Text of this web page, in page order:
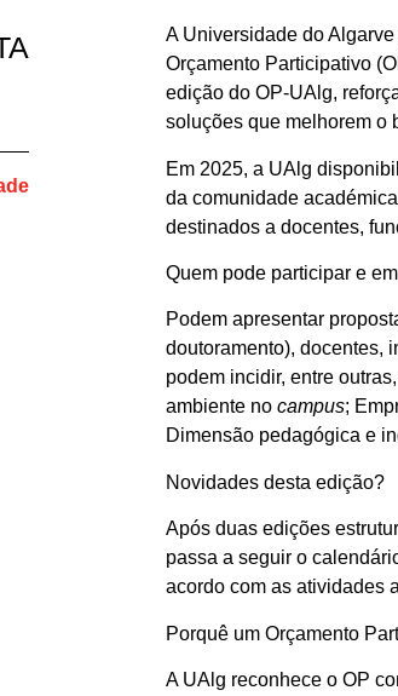
A Universidade do
Orçamento Participativo
edição do OP-UAlg,
soluções que melhorem o
Em 2025, a UAlg
da comunidade
destinados a docentes,
Quem pode participar e
Podem apresentar
doutoramento), docentes,
podem incidir, entre
ambiente nocampus;
Dimensão pedagógica e
Novidades desta edição?
Após duas edições
passa a seguir o
acordo com as atividades
Porquê um Orçamento
A UAlg reconhece o OP